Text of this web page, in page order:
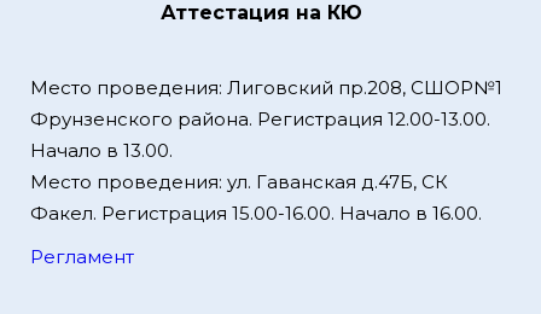
Аттестация на КЮ
Место проведения: Лиговский пр.208, СШОР№1
Фрунзенского района. Регистрация 12.00-13.00.
Начало в 13.00.
Место проведения: ул. Гаванская д.47Б, СК
Факел. Регистрация 15.00-16.00. Начало в 16.00.
Регламент